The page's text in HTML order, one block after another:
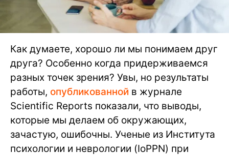
Как думаете, хорошо ли мы понимаем друг
друга? Особенно когда придерживаемся
разных точек зрения? Увы, но результаты
работы, опубликованной в журнале
Scientific Reports показали, что выводы,
которые мы делаем об окружающих,
зачастую, ошибочны. Ученые из Института
психологии и неврологии (IoPPN) при